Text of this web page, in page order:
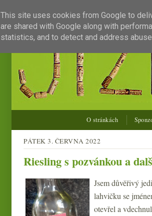
O stránkách
PÁTEK 3. ČERVNA 2022
Riesling s pozvánkou a
Jsem důvěřivý
lahvičku se
otevřel a
This site uses cookies from Google to
are shared with Google along with
statistics, and to detect and address